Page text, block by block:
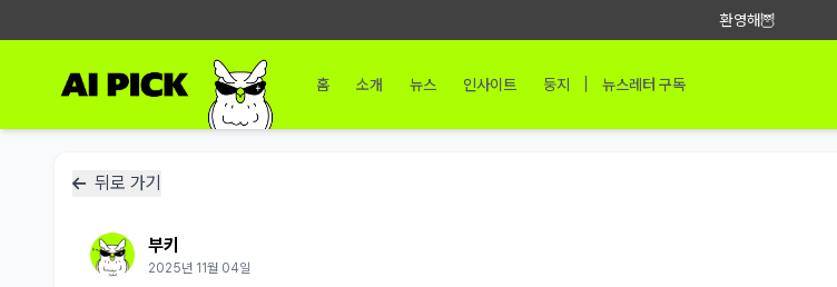
환영해🦉
홈 소개 뉴스 인사이트 둥지 뉴스레터 구독
뒤로 가기
부키
2025년 11월 04일